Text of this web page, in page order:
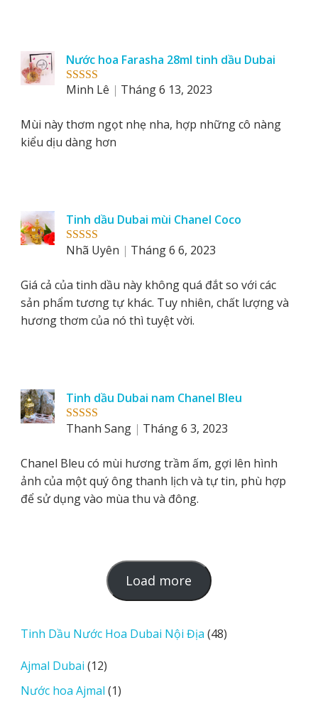
Rated 5out
Nước hoa Farasha 28ml tinh dầu Dubai
Minh Lê
Tháng 6 13, 2023
Mùi này thơm ngọt nhẹ nha, hợp những cô nàng
kiểu dịu dàng hơn
Rated5out
Tinh dầu Dubai mùi Chanel Coco
Nhã Uyên
Tháng 6 6, 2023
Giá cả của tinh dầu này không quá đắt so với các
sản phẩm tương tự khác. Tuy nhiên, chất lượng và
hương thơm của nó thì tuyệt vời.
Rated 5out
Tinh dầu Dubai nam Chanel Bleu
Thanh Sang
Tháng 6 3, 2023
Chanel Bleu có mùi hương trầm ấm, gợi lên hình
ảnh của một quý ông thanh lịch và tự tin, phù hợp
để sử dụng vào mùa thu và đông.
Load more
o
d
Tinh Dầu Nước Hoa Dubai Nội Địa 4848
Ajmal Dubai 1212
sản
phẩm
Nước hoa Ajmal 11